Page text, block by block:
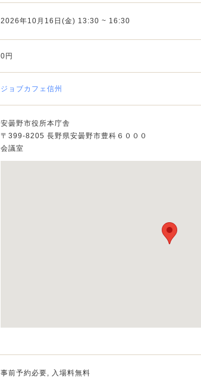
2026年10月16日(金) 13:30 ~ 16:30
0円
ジョブカフェ信州
安曇野市役所本庁舎
〒399-8205 長野県安曇野市豊科６０００
会議室
事前予約必要, 入場料無料